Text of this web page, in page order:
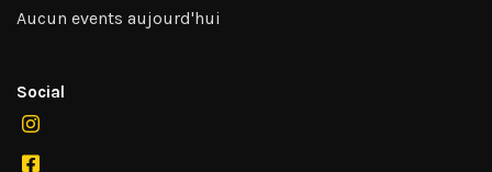
Aucun events aujourd'hui
Social